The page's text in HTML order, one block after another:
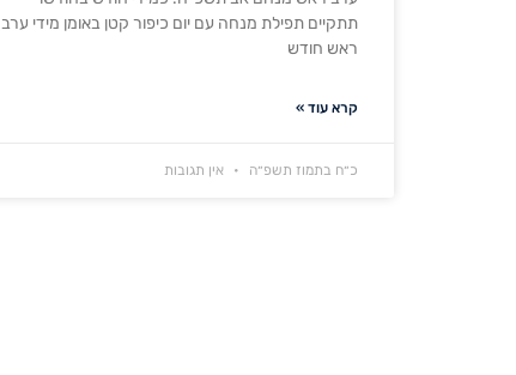
תתקיים תפילת מנחה עם יום כיפור קטן באומן מידי ערב
ראש חודש
קרא עוד »
כ״ח בתמוז תשפ״ה אין תגובות